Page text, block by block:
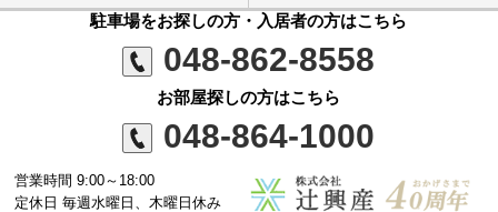
駐車場をお探しの方・入居者の方はこちら
048-862-8558
お部屋探しの方はこちら
048-864-1000
営業時間 9:00～18:00
定休日 毎週水曜日、木曜日休み